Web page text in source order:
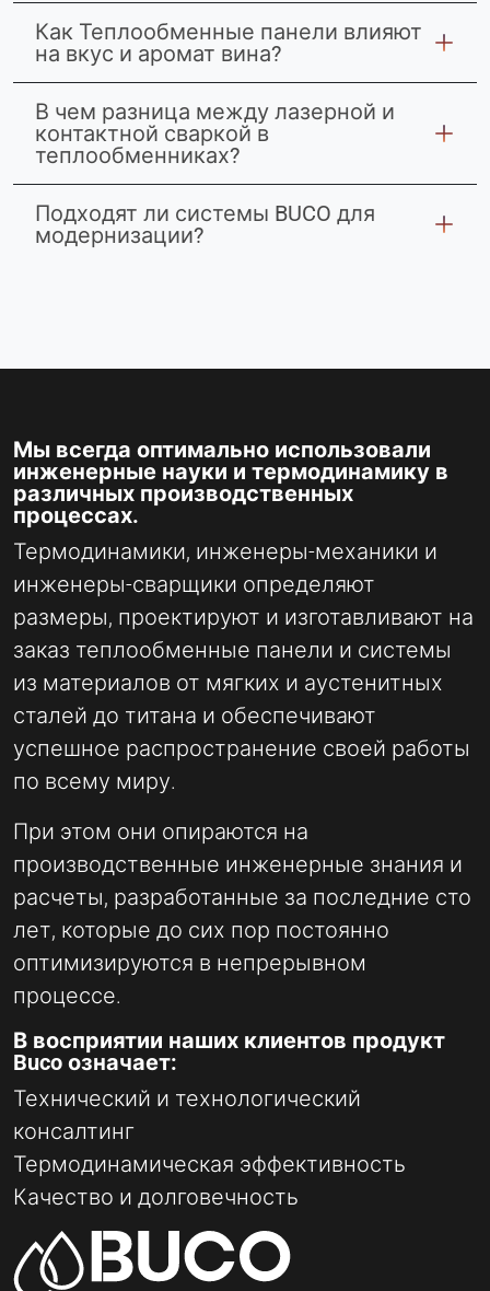
Как Теплообменные панели влияют
на вкус и аромат вина?
В чем разница между лазерной и
контактной сваркой в
теплообменниках?
Подходят ли системы BUCO для
модернизации?
Мы всегда оптимально использовали
инженерные науки и термодинамику в
различных производственных
процессах.
Термодинамики, инженеры-механики и
инженеры-сварщики определяют
размеры, проектируют и изготавливают на
заказ теплообменные панели и системы
из материалов от мягких и аустенитных
сталей до титана и обеспечивают
успешное распространение своей работы
по всему миру.
При этом они опираются на
производственные инженерные знания и
расчеты, разработанные за последние сто
лет, которые до сих пор постоянно
оптимизируются в непрерывном
процессе.
В восприятии наших клиентов продукт
Buco означает:
Технический и технологический
консалтинг
Термодинамическая эффективность
Качество и долговечность